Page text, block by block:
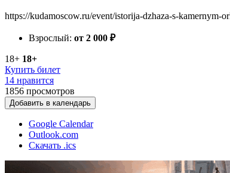
https://kudamoscow.ru/event/istorija-dzhaza-s-kamernym-
Взрослый: от 2 000 ₽
18+ 18+
Купить билет
14 нравится
1856 просмотров
Добавить в календарь
Google Calendar
Outlook.com
Скачать .ics